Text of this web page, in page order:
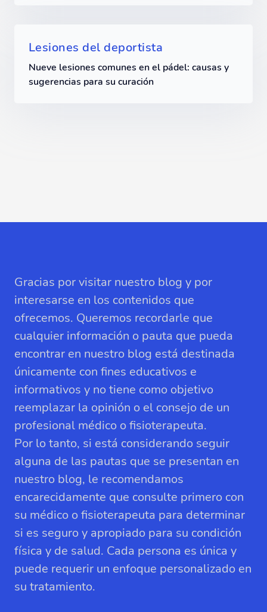
Lesiones del deportista
Nueve lesiones comunes en el pádel: causas y
sugerencias para su curación
Gracias por visitar nuestro blog y por
interesarse en los contenidos que
ofrecemos. Queremos recordarle que
cualquier información o pauta que pueda
encontrar en nuestro blog está destinada
únicamente con fines educativos e
informativos y no tiene como objetivo
reemplazar la opinión o el consejo de un
profesional médico o fisioterapeuta.
Por lo tanto, si está considerando seguir
alguna de las pautas que se presentan en
nuestro blog, le recomendamos
encarecidamente que consulte primero con
su médico o fisioterapeuta para determinar
si es seguro y apropiado para su condición
física y de salud. Cada persona es única y
puede requerir un enfoque personalizado en
su tratamiento.